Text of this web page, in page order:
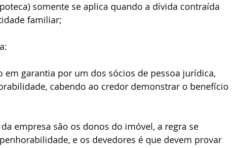
somente se aplica quando a dívida contraída
familiar;
em garantia por um dos sócios de pessoa jurídica,
cabendo ao credor demonstrar o benefício
empresa são os donos do imóvel, a regra se
e os devedores é que devem provar